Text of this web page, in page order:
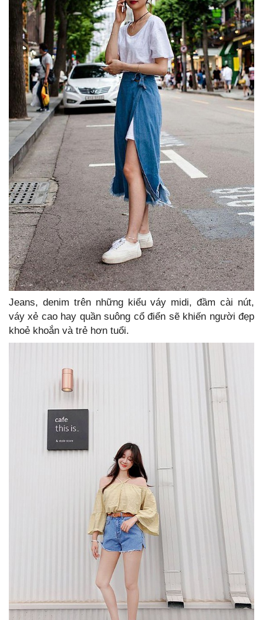
Jeans, denim trên những kiểu váy midi, đầm cài nút,
váy xẻ cao hay quần suông cổ điển sẽ khiến người đẹp
khoẻ khoắn và trẻ hơn tuổi.